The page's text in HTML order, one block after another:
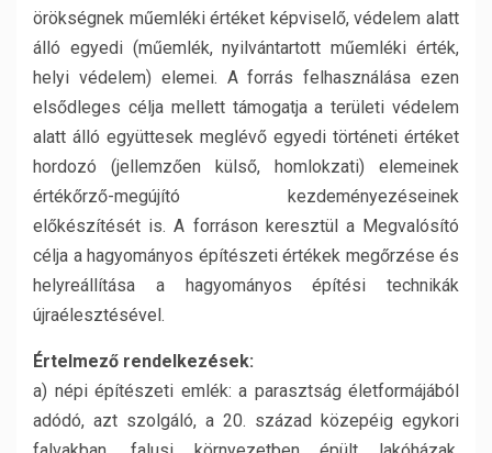
örökségnek műemléki értéket képviselő, védelem alatt
álló egyedi (műemlék, nyilvántartott műemléki érték,
helyi védelem) elemei. A forrás felhasználása ezen
elsődleges célja mellett támogatja a területi védelem
alatt álló együttesek meglévő egyedi történeti értéket
hordozó (jellemzően külső, homlokzati) elemeinek
értékőrző-megújító kezdeményezéseinek
előkészítését is. A forráson keresztül a Megvalósító
célja a hagyományos építészeti értékek megőrzése és
helyreállítása a hagyományos építési technikák
újraélesztésével.
Értelmező rendelkezések:
a) népi építészeti emlék: a parasztság életformájából
adódó, azt szolgáló, a 20. század közepéig egykori